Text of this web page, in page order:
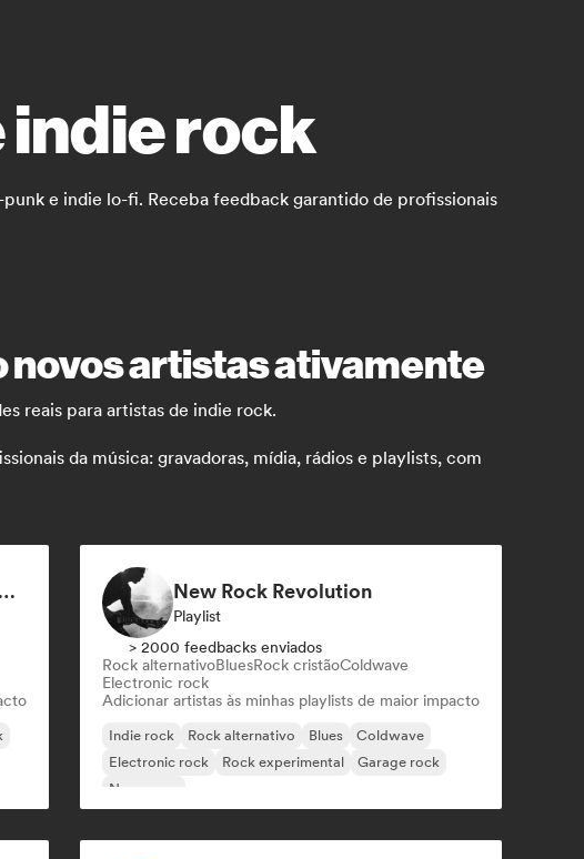
indie rock
e indie lo-fi. Receba feedback garantido de profissionais
novos artistas ativamente
reais para artistas de indie rock.
da música: gravadoras, mídia, rádios e playlists, com
(MonkeyPlaylists) New Rock Revolution
Playlist
> 2000 feedbacks enviados
Rock alternativoBluesRock cristãoColdwave
Electronic rock
Adicionar artistas às minhas playlists de maior impacto
Indie rock Rock alternativo Blues
Coldwave
Electronic rock
Rock experimental
Garage rock
New wave